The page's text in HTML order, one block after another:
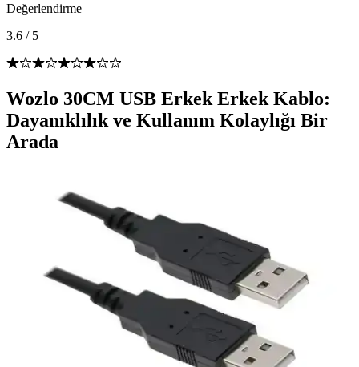
Değerlendirme
3.6 / 5
Wozlo 30CM USB Erkek Erkek Kablo:
Dayanıklılık ve Kullanım Kolaylığı Bir
Arada